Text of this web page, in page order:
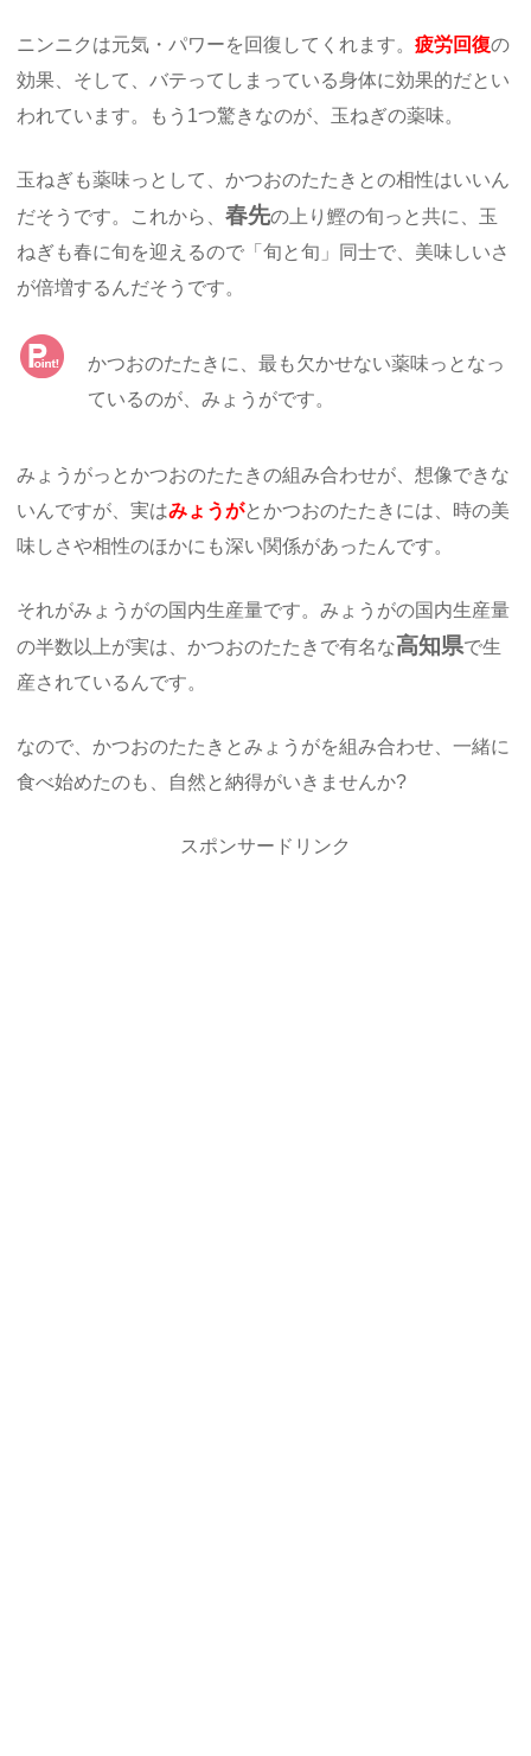
ニンニクは元気・パワーを回復してくれます。疲労回復の
効果、そして、バテってしまっている身体に効果的だとい
われています。もう1つ驚きなのが、玉ねぎの薬味。
玉ねぎも薬味っとして、かつおのたたきとの相性はいいん
だそうです。これから、春先の上り鰹の旬っと共に、玉
ねぎも春に旬を迎えるので「旬と旬」同士で、美味しいさ
が倍増するんだそうです。
かつおのたたきに、最も欠かせない薬味っとなっ
ているのが、みょうがです。
みょうがっとかつおのたたきの組み合わせが、想像できな
いんですが、実はみょうがとかつおのたたきには、時の美
味しさや相性のほかにも深い関係があったんです。
それがみょうがの国内生産量です。みょうがの国内生産量
の半数以上が実は、かつおのたたきで有名な高知県で生
産されているんです。
なので、かつおのたたきとみょうがを組み合わせ、一緒に
食べ始めたのも、自然と納得がいきませんか?
スポンサードリンク